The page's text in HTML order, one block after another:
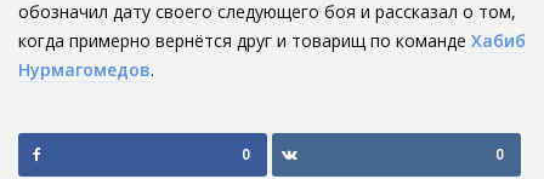
обозначил дату своего следующего боя и рассказал о том,
когда примерно вернётся друг и товарищ по команде Хабиб
Нурмагомедов.
0 0